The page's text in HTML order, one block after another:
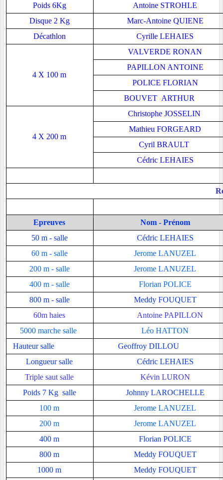
Poids 6Kg
Antoine STROHLE
Disque 2 Kg
Marc-Antoine QUIENE
Décathlon
Cyrille LEHAIES
4 X 100 m
VALVERDE RONAN
PAPILLON ANTOINE
POLICE FLORIAN
BOUVET ARTHUR
4 X 200 m
Christophe JOSSELIN
Mathieu FORGEARD
Cyril BRAULT
Cédric LEHAIES
Epreuves
Nom - Prénom
50 m - salle
Cédric LEHAIES
60 m - salle
Jerome LANUZEL
200 m - salle
Jerome LANUZEL
400 m - salle
Florian POLICE
800 m - salle
Meddy FOUQUET
60m haies
Antoine PAPILLON
5000 marche salle
Léo HATTON
Hauteur salle
Geoffroy DILLOU
Longueur salle
Cédric LEHAIES
Triple saut salle
Kévin LURON
Poids 7 Kg salle
Johnny LAROCHELLE
100 m
Jerome LANUZEL
200 m
Jerome LANUZEL
400 m
Florian POLICE
800 m
Meddy FOUQUET
1000 m
Meddy FOUQUET